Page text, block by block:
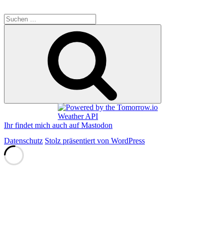
Suchen
nach:
Ihr findet mich auch auf Mastodon
Datenschutz Stolz präsentiert von WordPress